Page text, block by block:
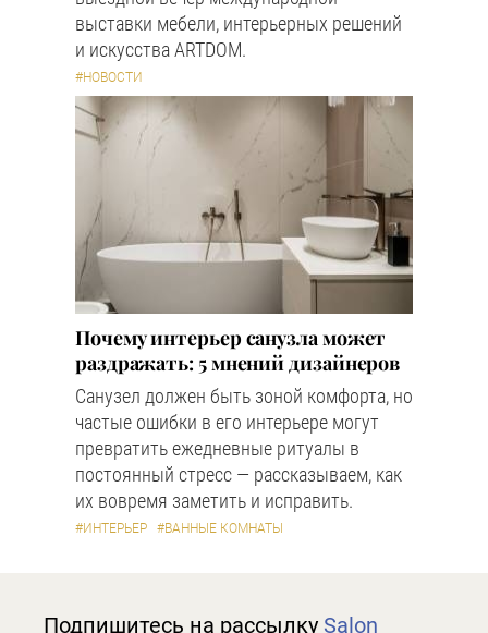
выставки мебели, интерьерных решений
и искусства ARTDOM.
#НОВОСТИ
Почему интерьер санузла может
раздражать: 5 мнений дизайнеров
Санузел должен быть зоной комфорта, но
частые ошибки в его интерьере могут
превратить ежедневные ритуалы в
постоянный стресс — рассказываем, как
их вовремя заметить и исправить.
#ИНТЕРЬЕР #ВАННЫЕ КОМНАТЫ
Подпишитесь на рассылку Salon